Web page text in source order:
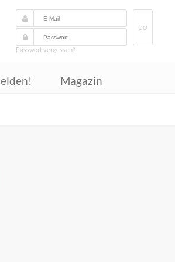
GO
Passwort vergessen?
Magazin